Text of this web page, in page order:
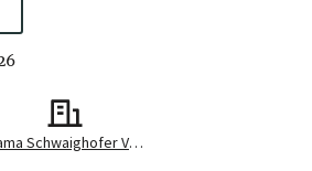
Grama Schwaighofer Vondrak Rechtsanwälte GmbH